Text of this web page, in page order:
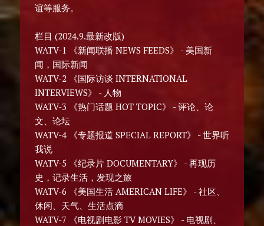
谊等服务。
栏目 (2024.9.最新改版)
WATV-1 《新闻联播 NEWS FEEDS》 - 美国新
闻，国际新闻
WATV-2 《国际访谈 INTERNATIONAL
INTERVIEWS》 - 人物
WATV-3 《热门话题 HOT TOPIC》 - 评论、论
文、论坛
WATV-4 《专题报道 SPECIAL REPORT》 - 世界听
我说
WATV-5 《纪录片 DOCUMENTARY》 - 再现历
史，记录生活，发现之旅
WATV-6 《美国生活 AMERICAN LIFE》 - 社区、
休闲、天气、生活点滴
WATV-7 《电视剧电影 TV MOVIES》 - 电视剧、